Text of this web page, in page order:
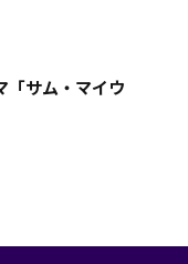
「サム・マイウ